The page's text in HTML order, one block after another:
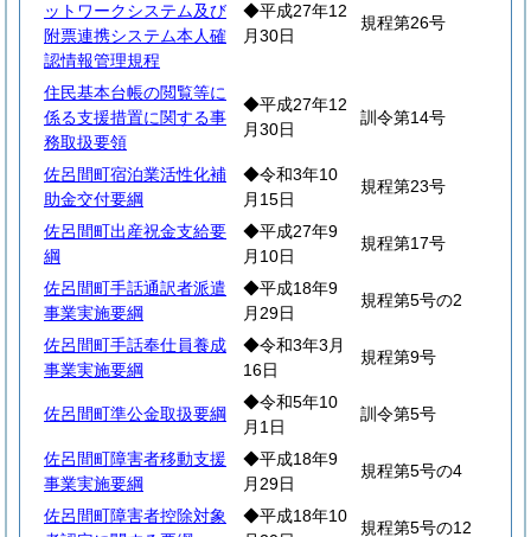
ットワークシステム及び
附票連携システム本人確
認情報管理規程
◆平成27年12
月30日
規程第26号
住民基本台帳の閲覧等に
係る支援措置に関する事
務取扱要領
◆平成27年12
月30日
訓令第14号
佐呂間町宿泊業活性化補
助金交付要綱
◆令和3年10
月15日
規程第23号
佐呂間町出産祝金支給要
綱
◆平成27年9
月10日
規程第17号
佐呂間町手話通訳者派遣
事業実施要綱
◆平成18年9
月29日
規程第5号の2
佐呂間町手話奉仕員養成
事業実施要綱
◆令和3年3月
16日
規程第9号
佐呂間町準公金取扱要綱
◆令和5年10
月1日
訓令第5号
佐呂間町障害者移動支援
事業実施要綱
◆平成18年9
月29日
規程第5号の4
佐呂間町障害者控除対象
◆平成18年10
規程第5号の12